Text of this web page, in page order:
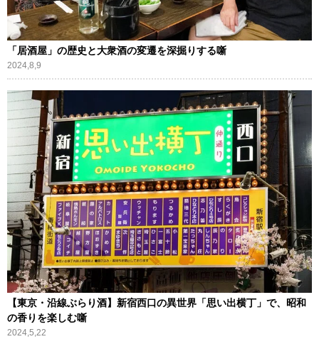
「居酒屋」の歴史と大衆酒の変遷を深掘りする噺
2024,8,9
【東京・沿線ぶらり酒】新宿西口の異世界「思い出横丁」で、昭和
の香りを楽しむ噺
2024,5,22